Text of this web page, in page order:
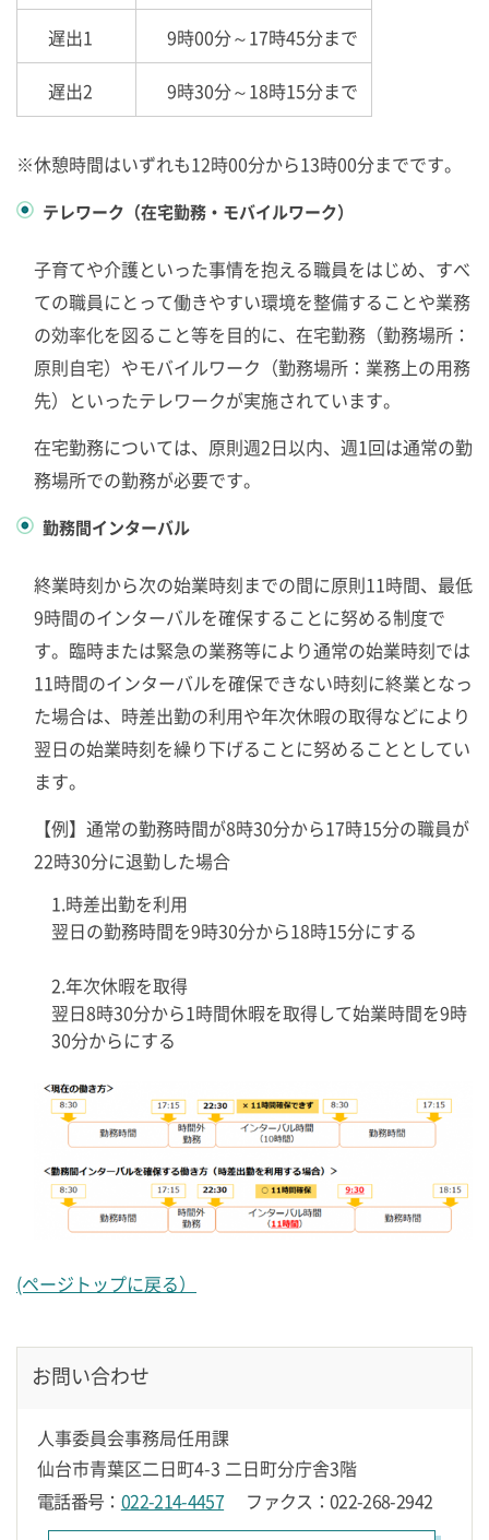
遅出1 9時00分～17時45分まで
遅出2 9時30分～18時15分まで
※休憩時間はいずれも12時00分から13時00分までです。
テレワーク（在宅勤務・モバイルワーク）
子育てや介護といった事情を抱える職員をはじめ、すべ
ての職員にとって働きやすい環境を整備することや業務
の効率化を図ること等を目的に、在宅勤務（勤務場所：
原則自宅）やモバイルワーク（勤務場所：業務上の用務
先）といったテレワークが実施されています。
在宅勤務については、原則週2日以内、週1回は通常の勤
務場所での勤務が必要です。
勤務間インターバル
終業時刻から次の始業時刻までの間に原則11時間、最低
9時間のインターバルを確保することに努める制度で
す。臨時または緊急の業務等により通常の始業時刻では
11時間のインターバルを確保できない時刻に終業となっ
た場合は、時差出勤の利用や年次休暇の取得などにより
翌日の始業時刻を繰り下げることに努めることとしてい
ます。
【例】通常の勤務時間が8時30分から17時15分の職員が
22時30分に退勤した場合
1.時差出勤を利用
翌日の勤務時間を9時30分から18時15分にする
2.年次休暇を取得
翌日8時30分から1時間休暇を取得して始業時間を9時
30分からにする
(ページトップに戻る）
お問い合わせ
人事委員会事務局任用課
仙台市青葉区二日町4-3 二日町分庁舎3階
電話番号： 022-214-4457 ファクス：022-268-2942